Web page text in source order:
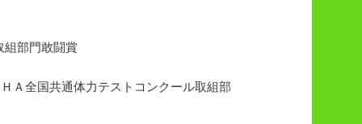
部門敢闘賞
Ａ全国共通体力テストコンクール取組部